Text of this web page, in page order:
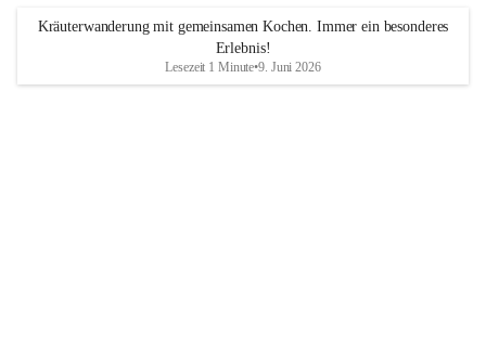
Kräuterwanderung mit gemeinsamen Kochen. Immer ein besonderes
Erlebnis!
Lesezeit 1 Minute•9. Juni 2026